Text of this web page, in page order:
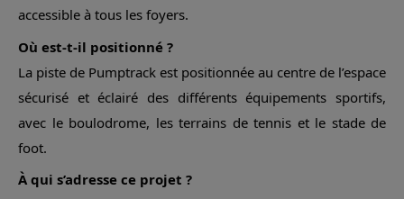
accessible à tous les foyers.
Où est-t-il positionné ?
La piste de Pumptrack est positionnée au centre de l’espace
sécurisé et éclairé des différents équipements sportifs,
avec le boulodrome, les terrains de tennis et le stade de
foot.
À qui s’adresse ce projet ?